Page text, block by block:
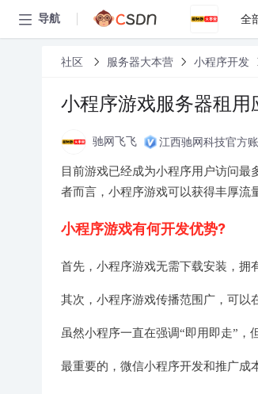
导航 全
社区 服务器大本营 小程序开发
小程序游戏服务器租用
驰网飞飞 江西驰网科技官方
目前游戏已经成为小程序用户访问
者而言，小程序游戏可以获得丰厚流
小程序游戏有何开发优势?
首先，小程序游戏无需下载安装，拥
其次，小程序游戏传播范围广，可以
虽然小程序一直在强调“即用即走”
最重要的，微信小程序开发和推广成